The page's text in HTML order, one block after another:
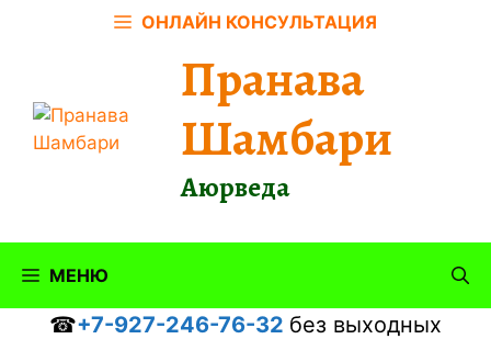
ОНЛАЙН КОНСУЛЬТАЦИЯ
Пранава
Шамбари
Аюрведа
МЕНЮ
☎+7-927-246-76-32 без выходных